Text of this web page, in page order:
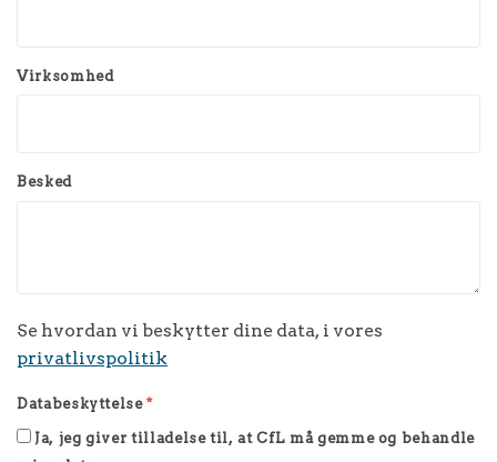
Virksomhed
Besked
Se hvordan vi beskytter dine data, i vores
privatlivspolitik
Databeskyttelse*
Ja, jeg giver tilladelse til, at CfL må gemme og behandle